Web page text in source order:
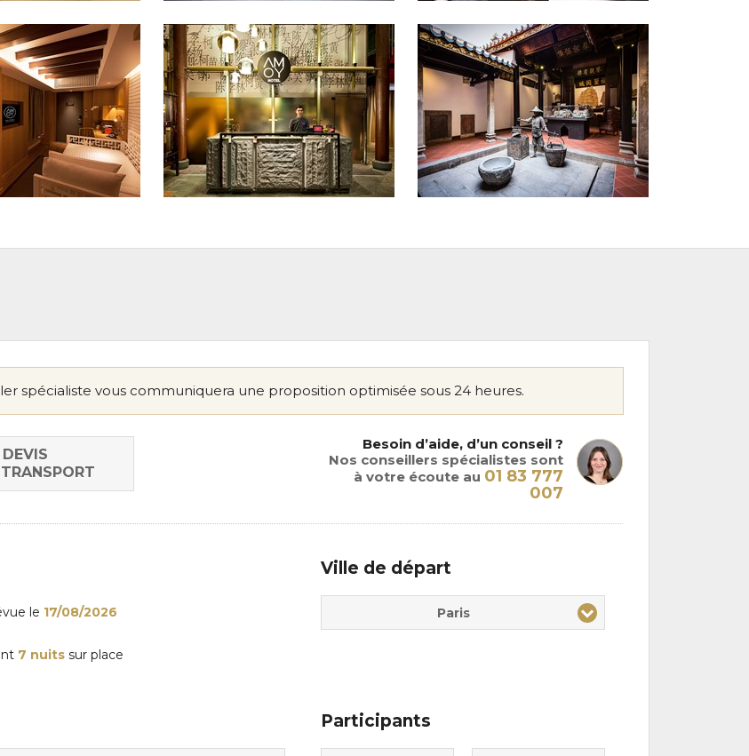
spécialiste vous communiquera une proposition optimisée sous 24 heures.
DEVIS
Besoin d’aide, d’un conseil ?
Nos conseillers spécialistes sont
à votre écoute au 01 83 777
007
le 17/08/2026
7 nuits sur place
Ville de départ
Paris
Participants